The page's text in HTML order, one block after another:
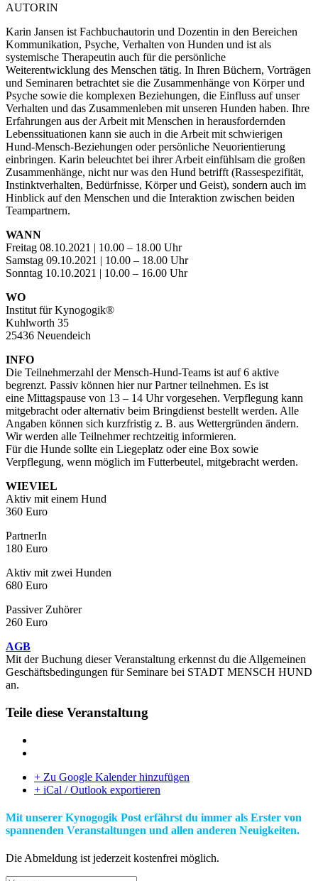
AUTORIN
Karin Jansen ist Fachbuchautorin und Dozentin in den Bereichen
Kommunikation, Psyche, Verhalten von Hunden und ist als
systemische Therapeutin auch für die persönliche
Weiterentwicklung des Menschen tätig. In Ihren Büchern, Vorträgen
und Seminaren betrachtet sie die Zusammenhänge von Körper und
Psyche sowie die komplexen Beziehungen, die Einfluss auf unser
Verhalten und das Zusammenleben mit unseren Hunden haben. Ihre
Erfahrungen aus der Arbeit mit Menschen in herausfordernden
Lebenssituationen kann sie auch in die Arbeit mit schwierigen
Hund-Mensch-Beziehungen oder persönliche Neuorientierung
einbringen. Karin beleuchtet bei ihrer Arbeit einfühlsam die großen
Zusammenhänge, nicht nur was den Hund betrifft (Rassespezifität,
Instinktverhalten, Bedürfnisse, Körper und Geist), sondern auch im
Hinblick auf den Menschen und die Interaktion zwischen beiden
Teampartnern.
WANN
Freitag 08.10.2021 | 10.00 – 18.00 Uhr
Samstag 09.10.2021 | 10.00 – 18.00 Uhr
Sonntag 10.10.2021 | 10.00 – 16.00 Uhr
WO
Institut für Kynogogik®
Kuhlworth 35
25436 Neuendeich
INFO
Die Teilnehmerzahl der Mensch-Hund-Teams ist auf 6 aktive
begrenzt. Passiv können hier nur Partner teilnehmen. Es ist
eine Mittagspause von 13 – 14 Uhr vorgesehen. Verpflegung kann
mitgebracht oder alternativ beim Bringdienst bestellt werden. Alle
Angaben können sich kurzfristig z. B. aus Wettergründen ändern.
Wir werden alle Teilnehmer rechtzeitig informieren.
Für die Hunde sollte ein Liegeplatz oder eine Box sowie
Verpflegung, wenn möglich im Futterbeutel, mitgebracht werden.
WIEVIEL
Aktiv mit einem Hund
360 Euro
PartnerIn
180 Euro
Aktiv mit zwei Hunden
680 Euro
Passiver Zuhörer
260 Euro
AGB
Mit der Buchung dieser Veranstaltung erkennst du die Allgemeinen
Geschäftsbedingungen für Seminare bei STADT MENSCH HUND
an.
Teile diese Veranstaltung
+ Zu Google Kalender hinzufügen
+ iCal / Outlook exportieren
Mit unserer Kynogogik Post erfährst du immer als Erster von
spannenden Veranstaltungen und allen anderen Neuigkeiten.
Die Abmeldung ist jederzeit kostenfrei möglich.